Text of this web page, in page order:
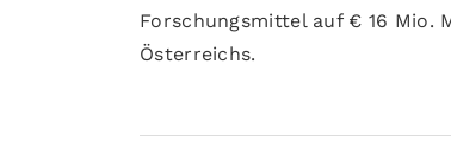
Forschungsmittel auf € 16 Mio.
Österreichs.